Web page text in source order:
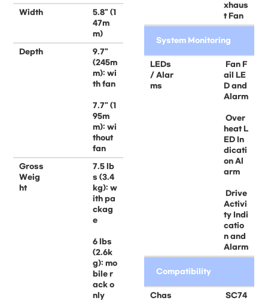
Width
5.8" (1
47m
m)
Depth
9.7"
(245m
m): wi
th fan
7.7" (1
95m
m): wi
thout
fan
Gross
Weig
ht
7.5 lb
s (3.4
kg): w
ith pa
ckag
e
6 lbs
(2.6k
g): mo
bile r
ack o
nly
xhaus
t Fan
System Monitoring
LEDs
/ Alar
ms
 Fan F
ail LE
D and
Alarm
 Over
heat L
ED In
dicati
on Al
arm
 Drive
Activi
ty Indi
catio
n and
Alarm
Compatibility
Chas
 SC74